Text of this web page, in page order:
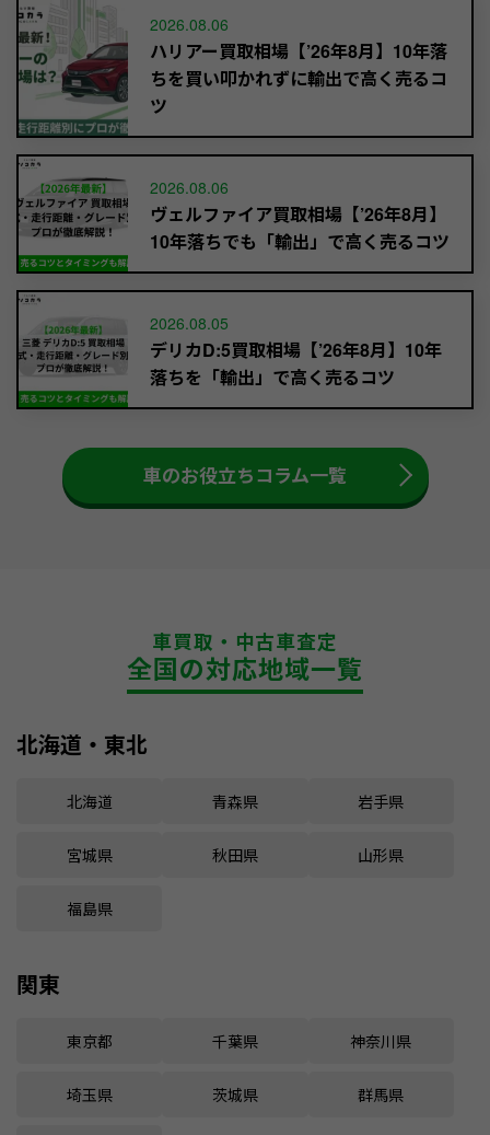
2026.08.06
ハリアー買取相場【’26年8月】10年落
ちを買い叩かれずに輸出で高く売るコ
ツ
2026.08.06
ヴェルファイア買取相場【’26年8月】
10年落ちでも「輸出」で高く売るコツ
2026.08.05
デリカD:5買取相場【’26年8月】10年
落ちを「輸出」で高く売るコツ
車のお役立ちコラム一覧
車買取・中古車査定
全国の対応地域一覧
北海道・東北
北海道 青森県 岩手県
宮城県 秋田県 山形県
福島県
関東
東京都 千葉県 神奈川県
埼玉県 茨城県 群馬県